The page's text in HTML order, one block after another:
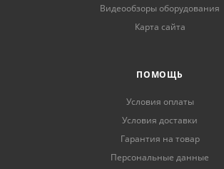
Видеообзоры оборудования
Карта сайта
ПОМОЩЬ
Условия оплаты
Условия доставки
Гарантия на товар
Персональные данные